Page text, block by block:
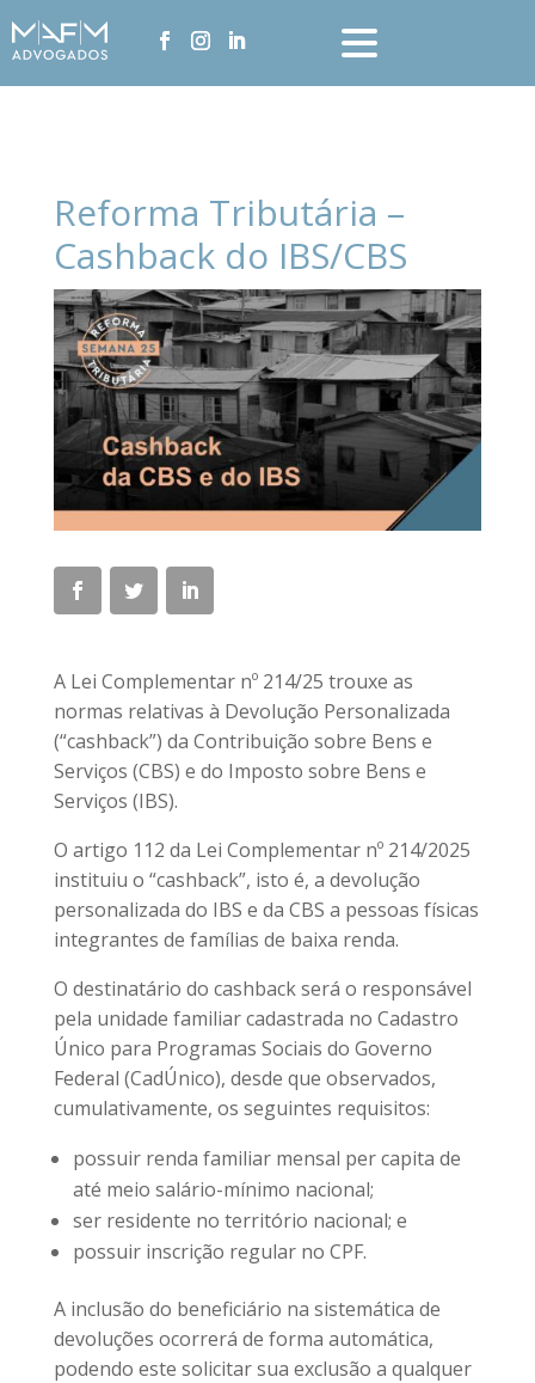
Reforma Tributária –
Cashback do IBS/CBS
A Lei Complementar nº 214/25 trouxe as
normas relativas à Devolução Personalizada
(“cashback”) da Contribuição sobre Bens e
Serviços (CBS) e do Imposto sobre Bens e
Serviços (IBS).
O artigo 112 da Lei Complementar nº 214/2025
instituiu o “cashback”, isto é, a devolução
personalizada do IBS e da CBS a pessoas físicas
integrantes de famílias de baixa renda.
O destinatário do cashback será o responsável
pela unidade familiar cadastrada no Cadastro
Único para Programas Sociais do Governo
Federal (CadÚnico), desde que observados,
cumulativamente, os seguintes requisitos:
possuir renda familiar mensal per capita de
até meio salário-mínimo nacional;
ser residente no território nacional; e
possuir inscrição regular no CPF.
A inclusão do beneficiário na sistemática de
devoluções ocorrerá de forma automática,
podendo este solicitar sua exclusão a qualquer